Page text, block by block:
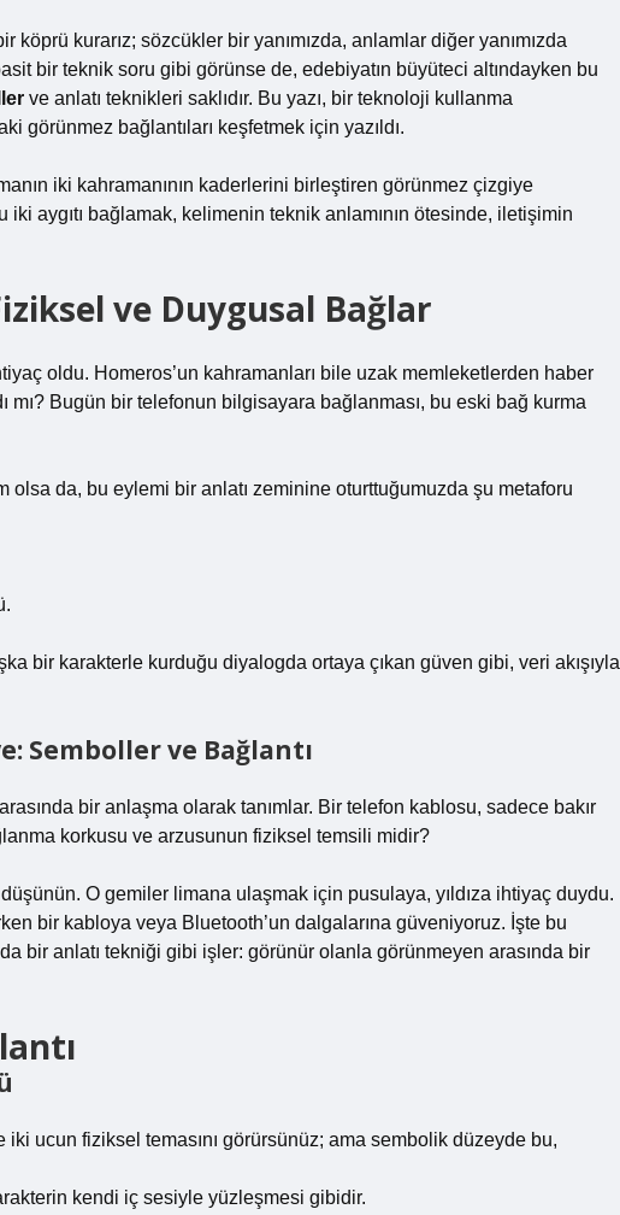
kurarız; sözcükler bir yanımızda, anlamlar diğer yanımızda
bir teknik soru gibi görünse de, edebiyatın büyüteci altındayken bu
ve anlatı teknikleri saklıdır. Bu yazı, bir teknoloji kullanma
görünmez bağlantıları keşfetmek için yazıldı.
iki kahramanının kaderlerini birleştiren görünmez çizgiye
aygıtı bağlamak, kelimenin teknik anlamının ötesinde, iletişimin
ve Duygusal Bağlar
oldu. Homeros’un kahramanları bile uzak memleketlerden haber
mı? Bugün bir telefonun bilgisayara bağlanması, bu eski bağ kurma
da, bu eylemi bir anlatı zeminine oturttuğumuzda şu metaforu
bir karakterle kurduğu diyalogda ortaya çıkan güven gibi, veri akışıyla
Semboller ve Bağlantı
bir anlaşma olarak tanımlar. Bir telefon kablosu, sadece bakır
korkusu ve arzusunun fiziksel temsili midir?
O gemiler limana ulaşmak için pusulaya, yıldıza ihtiyaç duydu.
bir kabloya veya Bluetooth’un dalgalarına güveniyoruz. İşte bu
bir anlatı tekniği gibi işler: görünür olanla görünmeyen arasında bir
iki ucun fiziksel temasını görürsünüz; ama sembolik düzeyde bu,
kendi iç sesiyle yüzleşmesi gibidir.